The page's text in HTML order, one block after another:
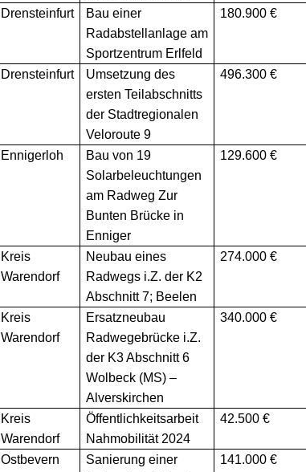
Drensteinfurt
Bau einer
Radabstellanlage am
Sportzentrum Erlfeld
180.900
Drensteinfurt
Umsetzung des
ersten Teilabschnitts
der Stadtregionalen
Veloroute 9
496.300
Ennigerloh
Bau von 19
Solarbeleuchtungen
am Radweg Zur
Bunten Brücke in
Enniger
129.600
Kreis
Warendorf
Neubau eines
Radwegs i.Z. der K2
Abschnitt 7; Beelen
274.000
Kreis
Warendorf
Ersatzneubau
Radwegebrücke i.Z.
der K3 Abschnitt 6
Wolbeck (MS) –
Alverskirchen
340.000
Kreis
Warendorf
Öffentlichkeitsarbeit
Nahmobilität 2024
42.500
Ostbevern
Sanierung einer
141.000